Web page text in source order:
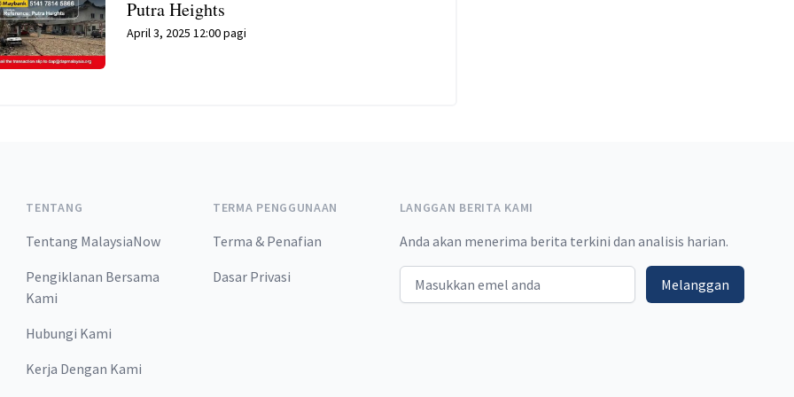
Putra Heights
April 3, 2025 12:00 pagi
TENTANG
Tentang MalaysiaNow
Pengiklanan Bersama
Kami
Hubungi Kami
Kerja Dengan Kami
TERMA PENGGUNAAN
Terma & Penafian
Dasar Privasi
LANGGAN BERITA KAMI
Anda akan menerima berita terkini dan analisis harian.
Email address Melanggan